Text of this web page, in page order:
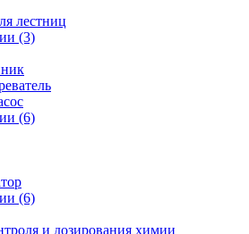
лестниц
(3)
(6)
(6)
и дозирования химии